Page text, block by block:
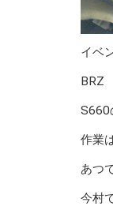
イベ
BRZ
S660
作業
あつ
今村